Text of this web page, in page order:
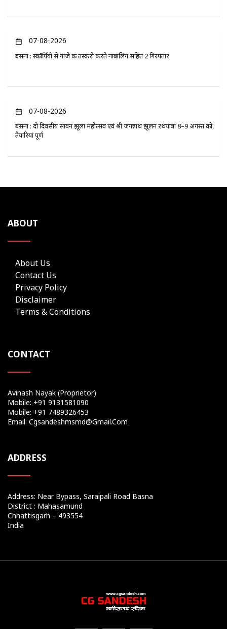
07-08-2026
बसना : स्कॉर्पियो से गांजे की तस्करी करते नाबालिग सहित 2 गिरफ्तार
07-08-2026
बसना : दो दिवसीय सावन झूला महोत्सव एवं श्री जगन्नाथ झूलन रथयात्रा 8–9 अगस्त को,
तैयारियां पूर्ण
ABOUT
About Us
Contact Us
Privacy Policy
Disclaimer
Terms & Conditions
CONTACT
Avinash Nayak (Proprietor)
Mobile: +91 9131581090
Mobile: +91 7489326453
Email: Cgsandeshmsmd@gmail.com
ADDRESS
Address: Near Bypass, Saraipali Road Basna
District : Mahasamund
Chhattisgarh – 493554
India